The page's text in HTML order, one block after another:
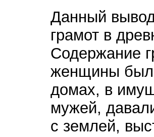
Данный
грамот в
Содержание
женщины
домах, в
мужей,
с землей,